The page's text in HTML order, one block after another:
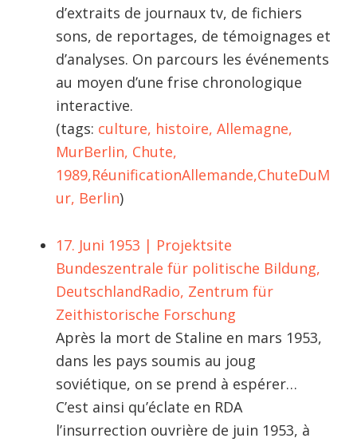
d’extraits de journaux tv, de fichiers
sons, de reportages, de témoignages et
d’analyses. On parcours les événements
au moyen d’une frise chronologique
interactive.
(tags: culture, histoire, Allemagne,
MurBerlin, Chute,
1989,RéunificationAllemande,ChuteDuM
ur, Berlin)
17. Juni 1953 | Projektsite
Bundeszentrale für politische Bildung,
DeutschlandRadio, Zentrum für
Zeithistorische Forschung
Après la mort de Staline en mars 1953,
dans les pays soumis au joug
soviétique, on se prend à espérer…
C’est ainsi qu’éclate en RDA
l’insurrection ouvrière de juin 1953, à